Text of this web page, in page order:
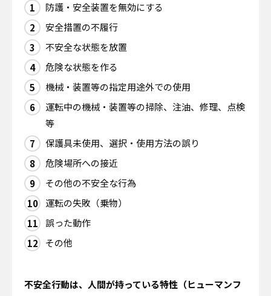
防護・安全装置を無効にする
安全措置の不履行
不安全な状態を放置
危険な状態を作る
機械・装置等の指定用途外での使用
運転中の機械・装置等の掃除、注油、修理、点検
等
保護具未使用、選択・使用方法の誤り
危険場所への接近
その他の不安全な行為
運転の失敗（乗物）
誤った動作
その他
不安全行動は、人間が持っている特性（ヒューマンフ